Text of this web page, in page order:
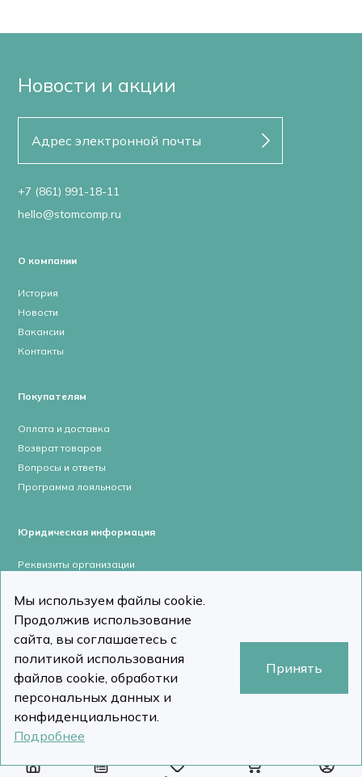
Новости и акции
+7 (861) 991-18-11
hello@stomcomp.ru
О компании
История
Новости
Вакансии
Контакты
Покупателям
Оплата и доставка
Возврат товаров
Вопросы и ответы
Программа лояльности
Юридическая информация
Реквизиты организации
Пользовательское соглашение
Политика конфиденциальности
stomcomp.ru © Все права защищены 2026
Мы используем файлы cookie.
Продолжив использование
сайта, вы соглашаетесь с
политикой использования
файлов cookie, обработки
персональных данных и
конфиденциальности.
Подробнее
Принять